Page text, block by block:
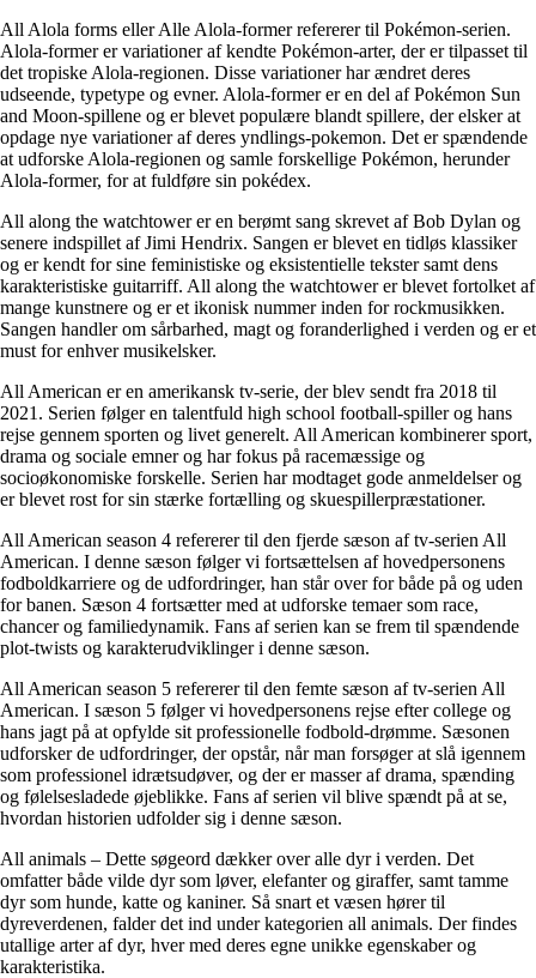
All Alola forms eller Alle Alola-former refererer til Pokémon-serien.
Alola-former er variationer af kendte Pokémon-arter, der er tilpasset til
det tropiske Alola-regionen. Disse variationer har ændret deres
udseende, typetype og evner. Alola-former er en del af Pokémon Sun
and Moon-spillene og er blevet populære blandt spillere, der elsker at
opdage nye variationer af deres yndlings-pokemon. Det er spændende
at udforske Alola-regionen og samle forskellige Pokémon, herunder
Alola-former, for at fuldføre sin pokédex.
All along the watchtower er en berømt sang skrevet af Bob Dylan og
senere indspillet af Jimi Hendrix. Sangen er blevet en tidløs klassiker
og er kendt for sine feministiske og eksistentielle tekster samt dens
karakteristiske guitarriff. All along the watchtower er blevet fortolket af
mange kunstnere og er et ikonisk nummer inden for rockmusikken.
Sangen handler om sårbarhed, magt og foranderlighed i verden og er et
must for enhver musikelsker.
All American er en amerikansk tv-serie, der blev sendt fra 2018 til
2021. Serien følger en talentfuld high school football-spiller og hans
rejse gennem sporten og livet generelt. All American kombinerer sport,
drama og sociale emner og har fokus på racemæssige og
socioøkonomiske forskelle. Serien har modtaget gode anmeldelser og
er blevet rost for sin stærke fortælling og skuespillerpræstationer.
All American season 4 refererer til den fjerde sæson af tv-serien All
American. I denne sæson følger vi fortsættelsen af hovedpersonens
fodboldkarriere og de udfordringer, han står over for både på og uden
for banen. Sæson 4 fortsætter med at udforske temaer som race,
chancer og familiedynamik. Fans af serien kan se frem til spændende
plot-twists og karakterudviklinger i denne sæson.
All American season 5 refererer til den femte sæson af tv-serien All
American. I sæson 5 følger vi hovedpersonens rejse efter college og
hans jagt på at opfylde sit professionelle fodbold-drømme. Sæsonen
udforsker de udfordringer, der opstår, når man forsøger at slå igennem
som professionel idrætsudøver, og der er masser af drama, spænding
og følelsesladede øjeblikke. Fans af serien vil blive spændt på at se,
hvordan historien udfolder sig i denne sæson.
All animals – Dette søgeord dækker over alle dyr i verden. Det
omfatter både vilde dyr som løver, elefanter og giraffer, samt tamme
dyr som hunde, katte og kaniner. Så snart et væsen hører til
dyreverdenen, falder det ind under kategorien all animals. Der findes
utallige arter af dyr, hver med deres egne unikke egenskaber og
karakteristika.